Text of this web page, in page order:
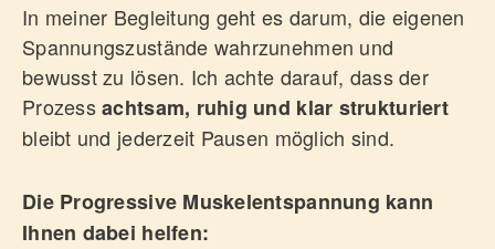
In meiner Begleitung geht es darum, die eigenen
Spannungszustände wahrzunehmen und
bewusst zu lösen. Ich achte darauf, dass der
Prozessachtsam, ruhig und klar strukturiert
bleibt und jederzeit Pausen möglich sind.
Die Progressive Muskelentspannung kann
Ihnen dabei helfen: